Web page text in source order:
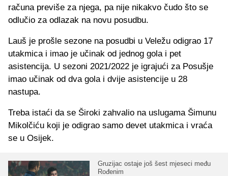
računa previše za njega, pa nije nikakvo čudo što se
odlučio za odlazak na novu posudbu.
Lauš je prošle sezone na posudbi u Veležu odigrao 17
utakmica i imao je učinak od jednog gola i pet
asistencija. U sezoni 2021/2022 je igrajući za Posušje
imao učinak od dva gola i dvije asistencije u 28
nastupa.
Treba istaći da se Široki zahvalio na uslugama Šimunu
Mikolčiću koji je odigrao samo devet utakmica i vraća
se u Osijek.
Gruzijac ostaje još šest mjeseci među
Rođenim